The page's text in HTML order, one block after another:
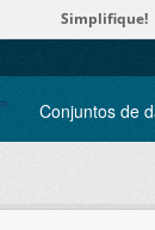
Simplifique!
Conjuntos de